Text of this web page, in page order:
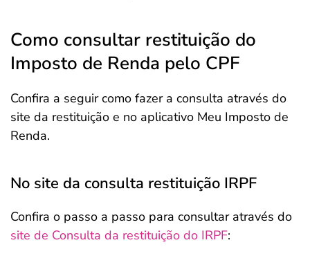
Como consultar restituição do
Imposto de Renda pelo CPF
Confira a seguir como fazer a consulta através do
site da restituição e no aplicativo Meu Imposto de
Renda.
No site da consulta restituição IRPF
Confira o passo a passo para consultar através do
site de Consulta da restituição do IRPF: